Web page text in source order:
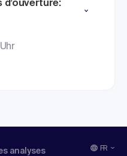
d’ouverture:
analyses
FR